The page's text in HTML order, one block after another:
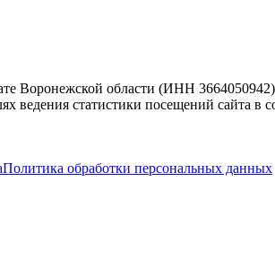
Воронежской области (ИНН
ведения статистики посещений сайта в
Политика обработки персональных данных